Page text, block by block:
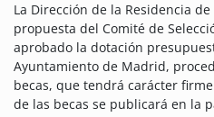
La Dirección de la Residencia
propuesta del Comité de
aprobado la dotación
Ayuntamiento de Madrid,
becas, que tendrá carácter
de las becas se publicará en la